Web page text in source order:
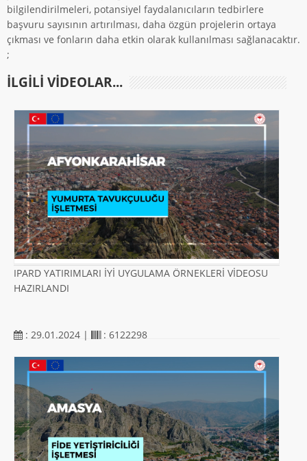
bilgilendirilmeleri, potansiyel faydalanıcıların tedbirlere
başvuru sayısının artırılması, daha özgün projelerin ortaya
çıkması ve fonların daha etkin olarak kullanılması sağlanacaktır.
;
ILGILI VIDEOLAR...
IPARD YATIRIMLARI İYİ UYGULAMA ÖRNEKLERİ VİDEOSU
HAZIRLANDI
: 29.01.2024 | : 6122298